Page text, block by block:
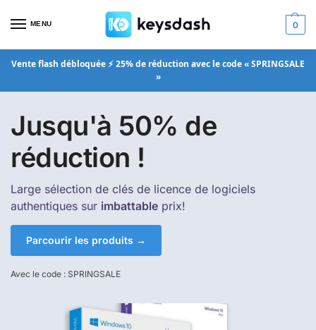
MENU 0
Vente flash débloquée ⚡ 25% de réduction avec le code « SPRINGSALE
»
Jusqu'à 50% de
réduction !
Large sélection de clés de licence de logiciels
authentiques sur imbattable prix!
Parcourir les produits →
Avec le code : SPRINGSALE